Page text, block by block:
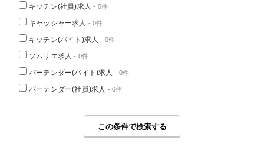
キッチン(社員)求人 - 0件
キャッシャー求人 - 0件
キッチン(バイト)求人 - 0件
ソムリエ求人 - 0件
バーテンダー(バイト)求人 - 0件
バーテンダー(社員)求人 - 0件
この条件で検索する